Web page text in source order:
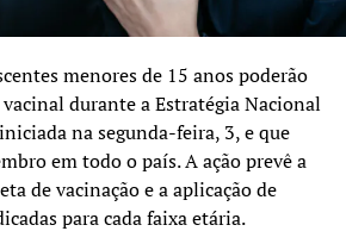
menores de 15 anos poderão
durante a Estratégia Nacional
na segunda-feira, 3, e que
em todo o país. A ação prevê a
de vacinação e a aplicação de
para cada faixa etária.